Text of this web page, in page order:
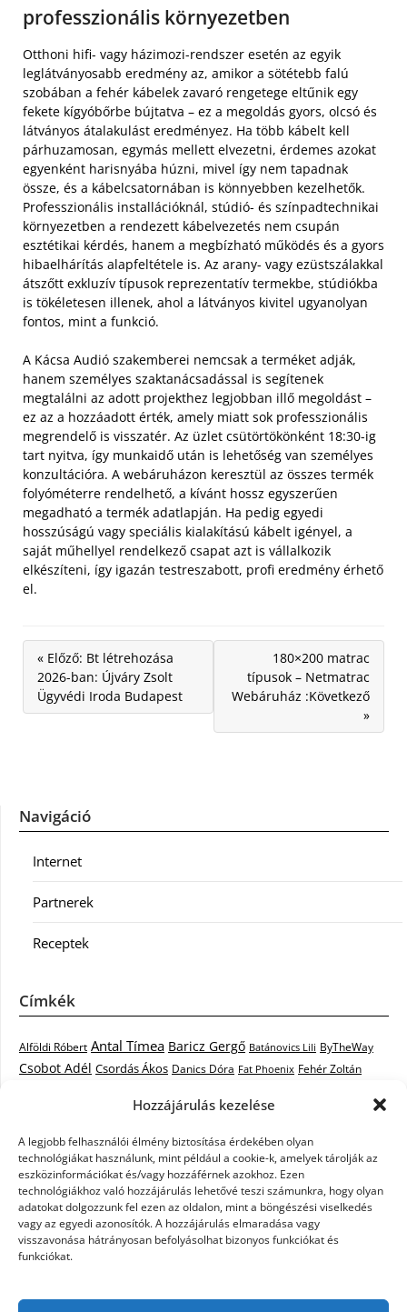
Hozzájárulás kezelése
A legjobb felhasználói élmény biztosítása érdekében olyan
technológiákat használunk, mint például a cookie-k, amelyek tárolják az
eszközinformációkat és/vagy hozzáférnek azokhoz. Ezen
technológiákhoz való hozzájárulás lehetővé teszi számunkra, hogy olyan
adatokat dolgozzunk fel ezen az oldalon, mint a böngészési viselkedés
vagy az egyedi azonosítók. A hozzájárulás elmaradása vagy
visszavonása hátrányosan befolyásolhat bizonyos funkciókat és
funkciókat.
professzionális környezetben
Otthoni hifi- vagy házimozi-rendszer esetén az egyik
leglátványosabb eredmény az, amikor a sötétebb falú
szobában a fehér kábelek zavaró rengetege eltűnik egy
fekete kígyóbőrbe bújtatva – ez a megoldás gyors, olcsó és
látványos átalakulást eredményez. Ha több kábelt kell
párhuzamosan, egymás mellett elvezetni, érdemes azokat
egyenként harisnyába húzni, mivel így nem tapadnak
össze, és a kábelcsatornában is könnyebben kezelhetők.
Professzionális installációknál, stúdió- és színpadtechnikai
környezetben a rendezett kábelvezetés nem csupán
esztétikai kérdés, hanem a megbízható működés és a gyors
hibaelhárítás alapfeltétele is. Az arany- vagy ezüstszálakkal
átszőtt exkluzív típusok reprezentatív termekbe, stúdiókba
is tökéletesen illenek, ahol a látványos kivitel ugyanolyan
fontos, mint a funkció.
A Kácsa Audió szakemberei nemcsak a terméket adják,
hanem személyes szaktanácsadással is segítenek
megtalálni az adott projekthez legjobban illő megoldást –
ez az a hozzáadott érték, amely miatt sok professzionális
megrendelő is visszatér. Az üzlet csütörtökönként 18:30-ig
tart nyitva, így munkaidő után is lehetőség van személyes
konzultációra. A webáruházon keresztül az összes termék
folyóméterre rendelhető, a kívánt hossz egyszerűen
megadható a termék adatlapján. Ha pedig egyedi
hosszúságú vagy speciális kialakítású kábelt igényel, a
saját műhellyel rendelkező csapat azt is vállalkozik
elkészíteni, így igazán testreszabott, profi eredmény érhető
el.
« Előző: Bt létrehozása
2026-ban: Újváry Zsolt
Ügyvédi Iroda Budapest
180×200 matrac
típusok – Netmatrac
Webáruház :Következő
»
Navigáció
Internet
Partnerek
Receptek
Címkék
Alföldi Róbert Antal Tímea Baricz Gergő Batánovics Lili ByTheWay
Csobot Adél Csordás Ákos Danics Dóra Fat Phoenix Fehér Zoltán
Kovács László Stone
Krasznai Tünde Like LiL C. Malek Miklós mentor Muri Enikő
Nagy Feró Oláh Gergő Péterffy Lili Rocktenors RTL Klub
Cowell Szabó Dávid Szabó Ádám Szikora Róbert Takács Nikolas
Tarány Tamás Tóth Gabi Vastag Csaba Vastag Tamás
Kati X-factor X-FaktorX-Faktor videók
X-Faktor válogatásx faktor döntő Zámbó